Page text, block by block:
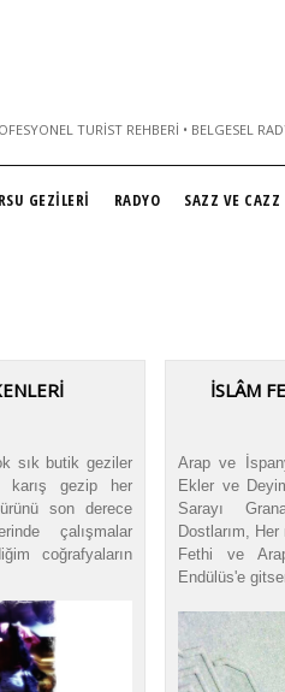
TURIST REHBERI • BELGESEL
GEZİLERİ RADYO SAZZ VE CAZZ
sık butik geziler
karış gezip her
son derece
çalışmalar
coğrafyaların
İSLÂM
Arap ve
Ekler ve
Sarayı
Dostlarım,
Fethi ve Arap
Endülüs'e